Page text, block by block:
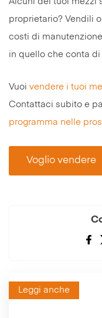
proprietario? Vendili
costi di
in quello che conta
Vuoi vendere i tuoi
Contattaci subito e
programma nelle
Voglio vendere
Leggi anche